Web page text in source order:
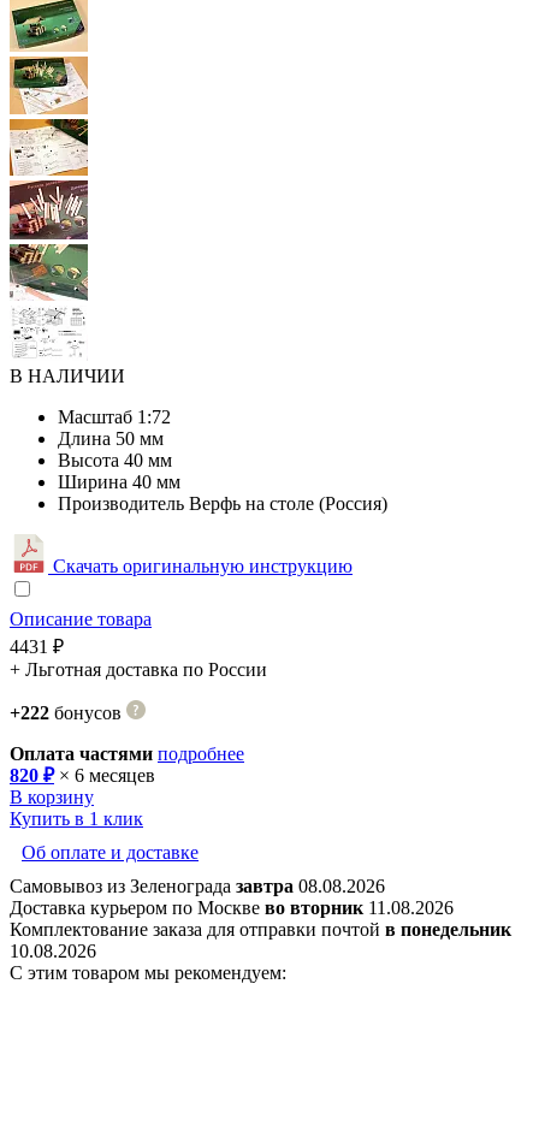
В НАЛИЧИИ
Масштаб 1:72
Длина 50 мм
Высота 40 мм
Ширина 40 мм
Производитель Верфь на столе (Россия)
Скачать оригинальную инструкцию
Описание товара
4431 ₽
+ Льготная доставка по России
+222 бонусов
Оплата частями подробнее
820 ₽× 6 месяцев
В корзину
Купить в 1 клик
Об оплате и доставке
Самовывоз из Зеленограда завтра 08.08.2026
Доставка курьером по Москве во вторник 11.08.2026
Комплектование заказа для отправки почтой в понедельник
10.08.2026
С этим товаром мы рекомендуем: